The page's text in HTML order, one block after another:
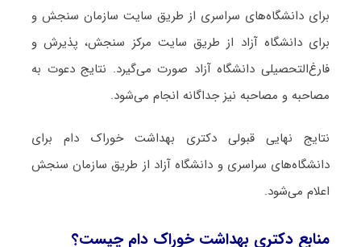
برای دانشگاه‌های سراسری از طریق سایت سازمان سنجش و
برای دانشگاه آزاد از طریق سایت مرکز سنجش، پذیرش و
فارغ‌التحصیلی دانشگاه آزاد صورت می‌گیرد. نتایج دعوت به
مصاحبه و مصاحبه نیز جداگانه انجام می‌شود.
نتایج نهایی قبولی دکتری ﺑﻬﺪاﺷﺖ ﺧﻮراک دام برای
دانشگاه‌های سراسری و دانشگاه آزاد از طریق سازمان سنجش
اعلام می‌شود.
منابع دکتری ﺑﻬﺪاﺷﺖ ﺧﻮراک دام چیست؟